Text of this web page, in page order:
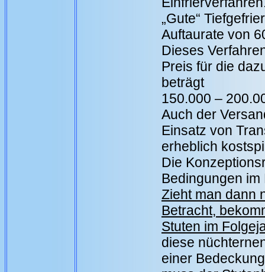
„Gute“
Auftaurate von
Dieses
Preis für die
beträgt
150.000 –
Auch der
Einsatz von
erheblich
Die
Bedingungen
Zieht man dann
Betracht,
Stuten im
diese
einer